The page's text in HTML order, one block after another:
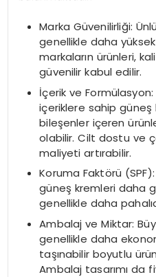
Marka Güvenilirliği:
genellikle daha
markaların ürünleri,
güvenilir kabul edilir.
İçerik ve
içeriklere sahip
bileşenler içeren
olabilir. Cilt dostu ve
maliyeti artırabilir.
Koruma Faktörü
güneş kremleri daha
genellikle daha
Ambalaj ve Miktar:
genellikle daha
taşınabilir boyutlu
Ambalaj tasarımı da